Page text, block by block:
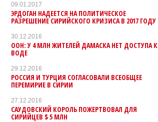
09.01.2017
ЭРДОГАН НАДЕЕТСЯ НА ПОЛИТИЧЕСКОЕ
РАЗРЕШЕНИЕ СИРИЙСКОГО КРИЗИСА В 2017 ГОДУ
30.12.2016
ООН: У 4 МЛН ЖИТЕЛЕЙ ДАМАСКА НЕТ ДОСТУПА К
ВОДЕ
29.12.2016
РОССИЯ И ТУРЦИЯ СОГЛАСОВАЛИ ВСЕОБЩЕЕ
ПЕРЕМИРИЕ В СИРИИ
27.12.2016
САУДОВСКИЙ КОРОЛЬ ПОЖЕРТВОВАЛ ДЛЯ
СИРИЙЦЕВ $ 5 МЛН